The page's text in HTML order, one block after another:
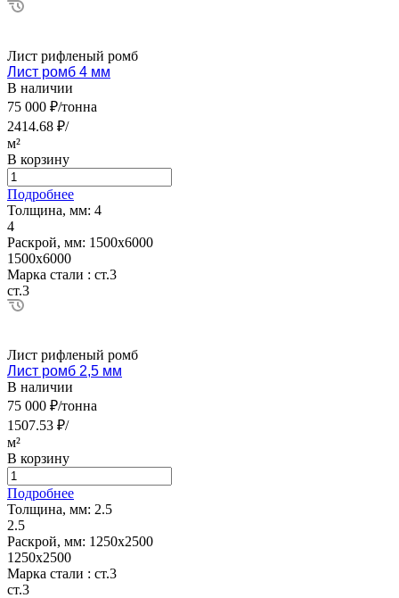
Лист рифленый ромб
Лист ромб 4 мм
В наличии
75 000 ₽/тонна
2414.68 ₽/
м²
В корзину
Подробнее
Толщина, мм: 4
4
Раскрой, мм: 1500х6000
1500х6000
Марка стали : ст.3
ст.3
Лист рифленый ромб
Лист ромб 2,5 мм
В наличии
75 000 ₽/тонна
1507.53 ₽/
м²
В корзину
Подробнее
Толщина, мм: 2.5
2.5
Раскрой, мм: 1250х2500
1250х2500
Марка стали : ст.3
ст.3